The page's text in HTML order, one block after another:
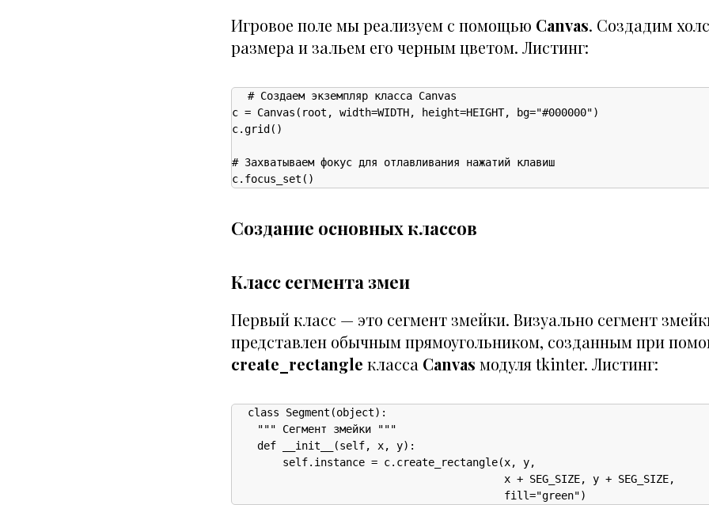
Игровое поле мы реализуем с помощью Canvas. Создадим
размера и зальем его черным цветом. Листинг:
# Создаем экземпляр класса Canvas
c = Canvas(root, width=WIDTH, height=HEIGHT, bg="#000000")
c.grid()
# Захватываем фокус для отлавливания нажатий клавиш
c.focus_set()
Создание основных классов
Класс сегмента змеи
Первый класс — это сегмент змейки. Визуально сегмент
представлен обычным прямоугольником, созданным при
create_rectangle класса Canvas модуля tkinter. Листинг:
class Segment(object):
    """ Сегмент змейки """
    def __init__(self, x, y):
        self.instance = c.create_rectangle(x, y,
                                           x + SEG_SIZE, y + SEG_SIZE,
                                           fill="green")